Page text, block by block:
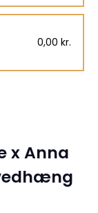
0,00 kr.
x Anna